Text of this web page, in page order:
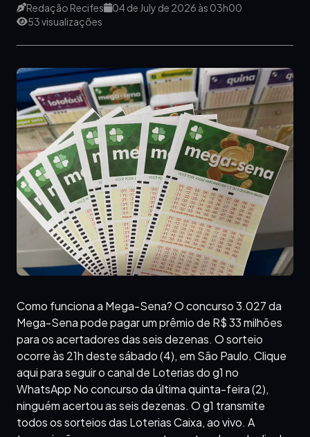
Redação Recifes
04 de July de 2026 às 03h00
53 visualizações
Como funciona a Mega-Sena? O concurso 3.027 da
Mega-Sena pode pagar um prêmio de R$ 33 milhões
para os acertadores das seis dezenas. O sorteio
ocorre às 21h deste sábado (4), em São Paulo. Clique
aqui para seguir o canal de Loterias do g1 no
WhatsApp No concurso da última quinta-feira (2),
ninguém acertou as seis dezenas. O g1 transmite
todos os sorteios das Loterias Caixa, ao vivo. A